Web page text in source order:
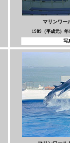
マリンワー
1989（平成元）
写